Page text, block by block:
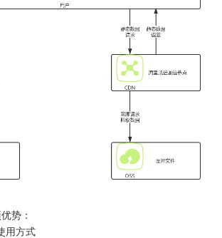
势：
用方式